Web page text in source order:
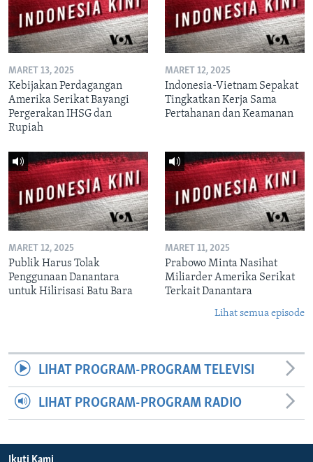
MARET 13, 2025
Kebijakan Perdagangan
Amerika Serikat Bayangi
Pergerakan IHSG dan
Rupiah
MARET 12, 2025
Indonesia-Vietnam Sepakat
Tingkatkan Kerja Sama
Pertahanan dan Keamanan
MARET 12, 2025
Publik Harus Tolak
Penggunaan Danantara
untuk Hilirisasi Batu Bara
MARET 11, 2025
Prabowo Minta Nasihat
Miliarder Amerika Serikat
Terkait Danantara
Lihat semua episode
LIHAT PROGRAM-PROGRAM TELEVISI
LIHAT PROGRAM-PROGRAM RADIO